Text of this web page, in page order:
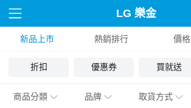
LG 樂金
新品上市 熱銷排行 價格
折扣 優惠券 買就送
商品分類 品牌 取貨方式